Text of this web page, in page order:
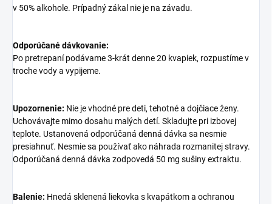
v 50% alkohole. Prípadný zákal nie je na závadu.
Odporúčané dávkovanie:
Po pretrepaní podávame 3-krát denne 20 kvapiek, rozpustíme v
troche vody a vypijeme.
Upozornenie: Nie je vhodné pre deti, tehotné a dojčiace ženy.
Uchovávajte mimo dosahu malých detí. Skladujte pri izbovej
teplote. Ustanovená odporúčaná denná dávka sa nesmie
presiahnuť. Nesmie sa používať ako náhrada rozmanitej stravy.
Odporúčaná denná dávka zodpovedá 50 mg sušiny extraktu.
Balenie: Hnedá sklenená liekovka s kvapátkom a ochranou